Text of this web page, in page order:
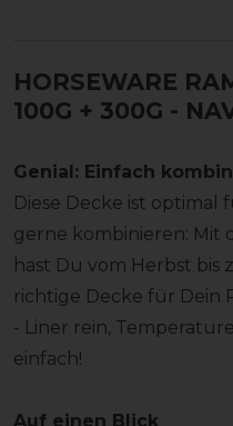
HORSEWARE
100G + 300G -
Genial: Einfach
Diese Decke ist optimal
gerne kombinieren: Mit
hast Du vom Herbst bis
richtige Decke für Dein
- Liner rein,
einfach!
Auf einen Blick